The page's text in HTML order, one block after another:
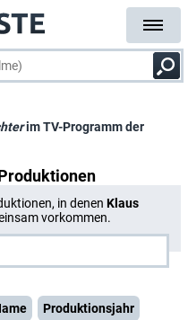
im TV-Programm der
in denen Klaus
vorkommen.
Produktionsjahr